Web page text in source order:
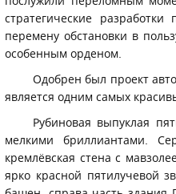
стратегические
перемену обстановки в
особенным орденом.
Одобрен был проект
является одним самых
Рубиновая выпуклая
мелкими бриллиантами.
кремлёвская стена с
ярко красной пятилучевой